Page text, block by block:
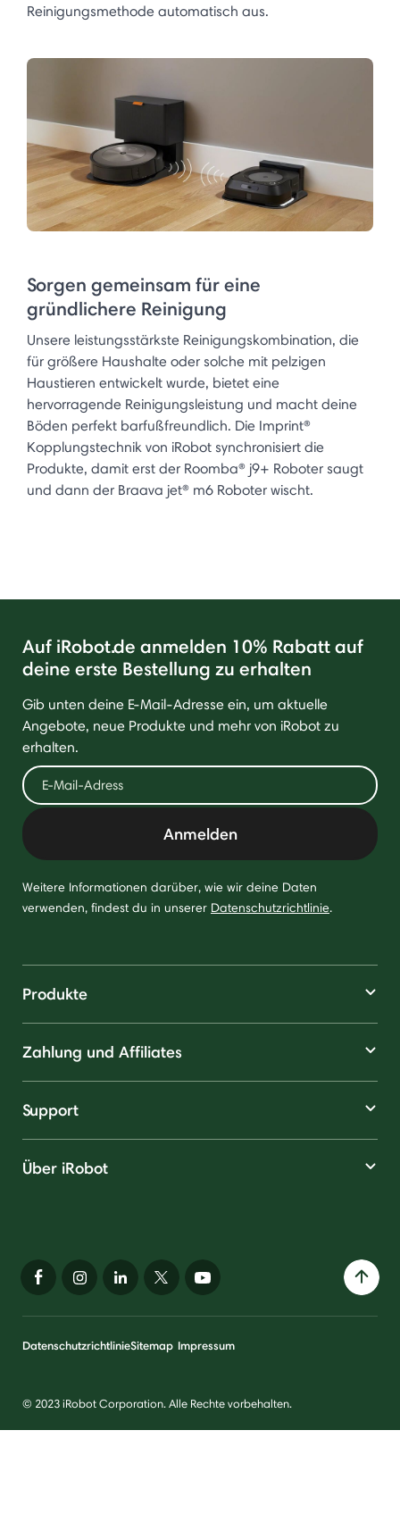
Reinigungsmethode automatisch aus.
Sorgen gemeinsam für eine
gründlichere Reinigung
Unsere leistungsstärkste Reinigungskombination, die
für größere Haushalte oder solche mit pelzigen
Haustieren entwickelt wurde, bietet eine
hervorragende Reinigungsleistung und macht deine
Böden perfekt barfußfreundlich. Die Imprint®
Kopplungstechnik von iRobot synchronisiert die
Produkte, damit erst der Roomba® j9+ Roboter saugt
und dann der Braava jet® m6 Roboter wischt.
Auf iRobot.de anmelden 10% Rabatt auf
deine erste Bestellung zu erhalten
Gib unten deine E-Mail-Adresse ein, um aktuelle
Angebote, neue Produkte und mehr von iRobot zu
erhalten.
Anmelden
Weitere Informationen darüber, wie wir deine Daten
verwenden, findest du in unserer Datenschutzrichtlinie.
Produkte
Zahlung und Affiliates
Support
Über iRobot
DatenschutzrichtlinieSitemap Impressum
© 2023 iRobot Corporation. Alle Rechte vorbehalten.